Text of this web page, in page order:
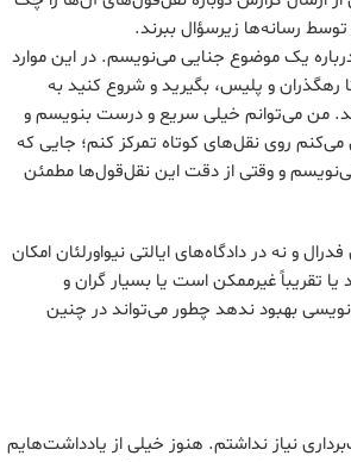
رسانه‌ها زیرسؤال ببرند.
یک موضوع جنایی می‌نویسم. در این موارد
رهگذران و پلیس، بگیرید و شروع کنید به
من می‌توانم خیلی سریع و درست بنویسم و
می‌کنم روی نقل‌های کوتاه تمرکز کنم؛ جایی که
و وقتی از دقت این نقل‌‌قول‌ها مطمئن
و نه در دادگاه‌های ایالتی نیواورلئان امکان
تقریباً غیرممکن است یا بسیار گران و
بهبود ندهد چطور می‌تواند در چنین
نیاز نداشتم. هنوز خیلی از یادداشت‌هایم